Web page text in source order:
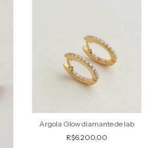
Argola Glow diamante de lab
R$6.200,00